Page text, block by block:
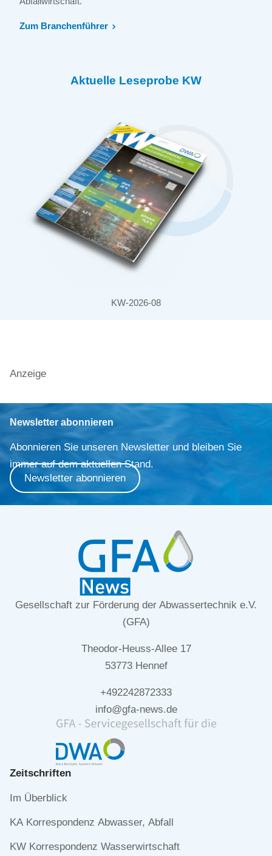
Zum Branchenführer
Aktuelle Leseprobe KW
KW-2026-08
Anzeige
Newsletter abonnieren
Abonnieren Sie unseren Newsletter und bleiben Sie
immer auf dem aktuellen Stand.
Newsletter abonnieren
Gesellschaft zur Förderung der Abwassertechnik e.V.
(GFA)
Theodor-Heuss-Allee 17
53773 Hennef
+492242872333
info@gfa-news.de
Zeitschriften
Navigation
Im Überblick
KA Korrespondenz Abwasser, Abfall
KW Korrespondenz Wasserwirtschaft